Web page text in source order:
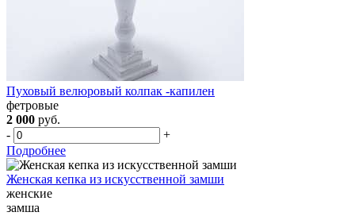
Пуховый велюровый колпак -капилен
фетровые
2 000 руб.
-
+
Подробнее
Женская кепка из искусственной замши
женские
замша